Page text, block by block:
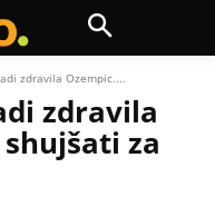
zdravila Ozempic....
zdravila
za